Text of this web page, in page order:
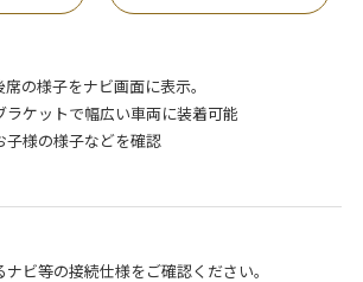
の様子をナビ画面に表示。
ラケットで幅広い車両に装着可能
子様の様子などを確認
ビ等の接続仕様をご確認ください。